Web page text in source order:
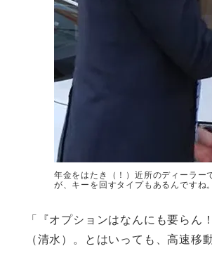
年金をはたき（！）近所のディーラ
が、キーを回すタイプもあるんですね
「『オプションはなんにも要ら
（清水）。とはいっても、高速移